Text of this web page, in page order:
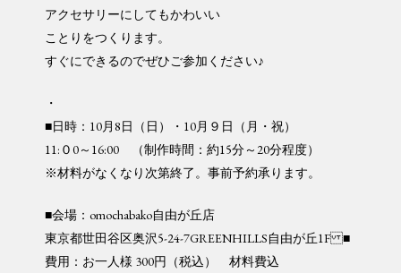
アクセサリーにしてもかわいい
ことりをつくります。
すぐにできるのでぜひご参加ください♪
・
■日時：10月8日（日）・10月９日（月・祝）
11:０0～16:00 （制作時間：約15分～20分程度）
※材料がなくなり次第終了。事前予約承ります。
■会場：omochabako自由が丘店
東京都世田谷区奥沢5-24-7GREENHILLS自由が丘1F ■
費用：お一人様 300円（税込） 材料費込